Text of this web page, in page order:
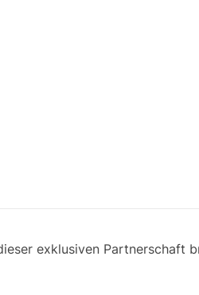
exklusiven Partnerschaft